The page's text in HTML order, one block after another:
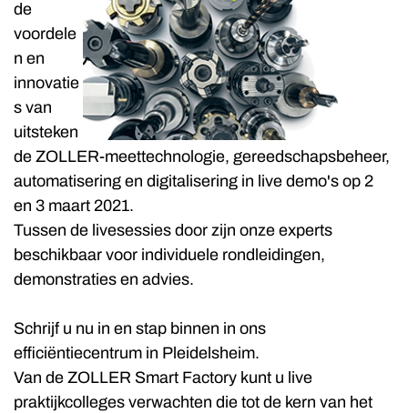
de
voordele
n en
innovatie
s van
uitsteken
de ZOLLER-meettechnologie, gereedschapsbeheer,
automatisering en digitalisering in live demo's op 2
en 3 maart 2021.
Tussen de livesessies door zijn onze experts
beschikbaar voor individuele rondleidingen,
demonstraties en advies.
Schrijf u nu in en stap binnen in ons
efficiëntiecentrum in Pleidelsheim.
Van de ZOLLER Smart Factory kunt u live
praktijkcolleges verwachten die tot de kern van het